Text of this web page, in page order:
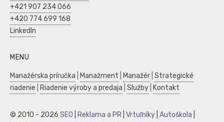
+421 907 234 066
+420 774 699 168
LinkedIn
MENU
Manažérska príručka Manažment Manažér Strategické
riadenie
Riadenie výroby a predaja Služby Kontakt
© 2010 - 2026 SEO Reklama a PR Vrtuľníky Autoškola